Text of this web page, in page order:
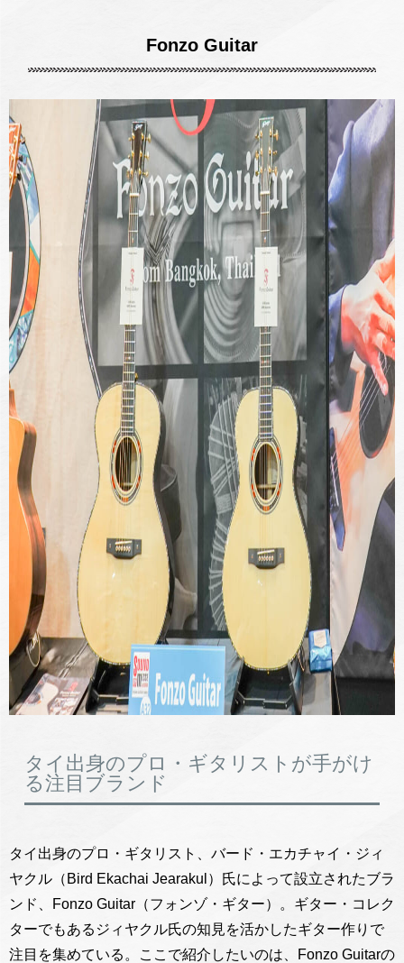
Fonzo Guitar
タイ出身のプロ・ギタリストが手がけ
る注目ブランド
タイ出身のプロ・ギタリスト、バード・エカチャイ・ジィ
ヤクル（Bird Ekachai Jearakul）氏によって設立されたブラ
ンド、Fonzo Guitar（フォンゾ・ギター）。ギター・コレク
ターでもあるジィヤクル氏の知見を活かしたギター作りで
注目を集めている。ここで紹介したいのは、Fonzo Guitarの